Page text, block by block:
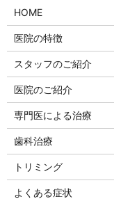
HOME
医院の特徴
スタッフのご紹介
医院のご紹介
専門医による治療
歯科治療
トリミング
よくある症状